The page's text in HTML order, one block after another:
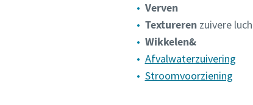
Verven
Texturerenzuivere
Wikkelen&
Afvalwaterzuivering
Stroomvoorziening